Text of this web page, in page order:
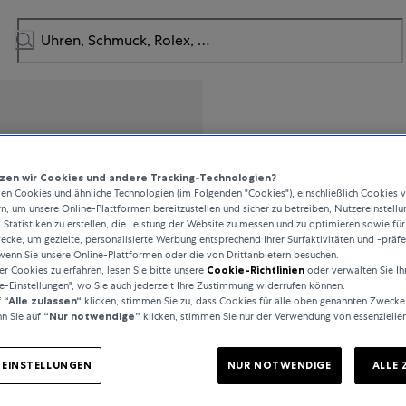
Artelier
1.500 CHF
inkl. MwSt. / kostenloser
wir Cookies und andere Tracking-Technologien?
Cookies und ähnliche Technologien (im Folgenden "Cookies"), einschließlich Cookies
um unsere Online-Plattformen bereitzustellen und sicher zu betreiben,
Statistiken zu erstellen, die Leistung der Website zu messen und zu optimieren sowie für
um gezielte, personalisierte Werbung entsprechend Ihrer Surfaktivitäten und -
Sie unsere Online-Plattformen oder die von Drittanbietern besuchen.
Cookies zu erfahren, lesen Sie bitte unsere Cookie-Richtlinien oder verwalten Sie
Einstellungen", wo Sie auch jederzeit Ihre Zustimmung widerrufen können.
“Alle zulassen“ klicken, stimmen Sie zu, dass Cookies für alle oben genannten
Sie auf “Nur notwendige” klicken, stimmen Sie nur der Verwendung von
NUR NOTWENDIGE ALLE